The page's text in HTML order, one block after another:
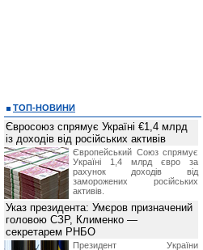
ТОП-НОВИНИ
Євросоюз спрямує Україні €1,4 млрд
із доходів від російських активів
Європейський Союз спрямує
Україні 1,4 млрд євро за
рахунок доходів від
заморожених російських
активів.
Указ президента: Умєров призначений
головою СЗР, Клименко —
секретарем РНБО
Президент України